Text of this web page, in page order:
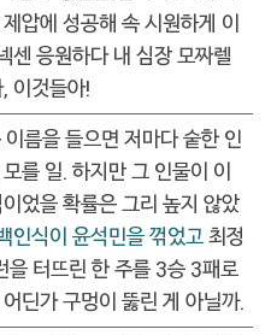
압에 성공해 속 시원하게 이
센 응원하다 내 심장 모짜렐
이것들아!
름을 들으면 저마다 숱한 인
를 일. 하지만 그 인물이 이
었을 확률은 그리 높지 않았
인식이 윤석민을 꺾었고최정
을 터뜨린 한 주를 3승 3패로
딘가 구멍이 뚫린 게 아닐까.